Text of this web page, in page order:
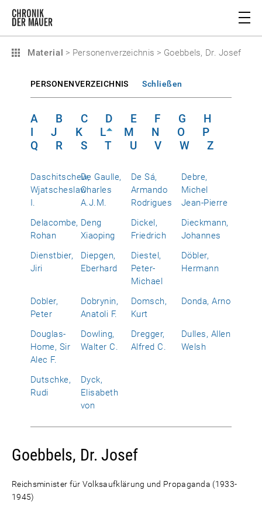
Material > Personenverzeichnis > Goebbels, Dr. Josef
PERSONENVERZEICHNIS Schließen
A B C D E F G
H
I
J K L M N O
P
Q
R S T U V W Z
Daschitschew,
Wjatscheslaw
I.
De Gaulle,
Charles
A.J.M.
De Sá,
Armando
Rodrigues
Debre,
Michel
Jean-Pierre
Delacombe,
Rohan
Deng
Xiaoping
Dickel,
Friedrich
Dieckmann,
Johannes
Dienstbier,
Jiri
Diepgen,
Eberhard
Diestel,
Peter-
Michael
Döbler,
Hermann
Dobler,
Peter
Dobrynin,
Anatoli F.
Domsch,
Kurt
Donda, Arno
Douglas-
Home, Sir
Alec F.
Dowling,
Walter C.
Dregger,
Alfred C.
Dulles, Allen
Welsh
Dutschke,
Rudi
Dyck,
Elisabeth
von
Goebbels, Dr. Josef
Reichsminister für Volksaufklärung und Propaganda (1933-
1945)